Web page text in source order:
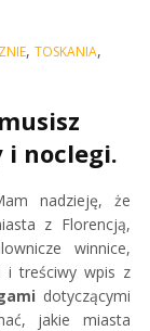
, TOSKANIA,
i noclegi.
nadzieję, że
z Florencją,
winnice,
i treściwy wpis z
dotyczącymi
jakie miasta